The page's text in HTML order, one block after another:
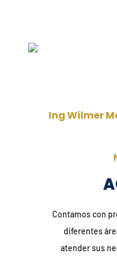
Ing Wilmer
Contamos con
diferentes áreas y
atender sus